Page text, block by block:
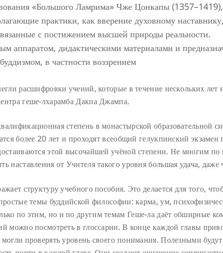
«Большого Ламрима» Чже Цонкапы (1357–1419),
практики, как вверение духовному
с постижением высшей природы реальности.
аппаратом, дидактическими материалами и
в частности воззрением
расшифровки учений, которые в течение нескольких лет
геше-лхарамба Дакпа Джампа.
степень в монастырской образовательной
более 20 лет и проходят всеобщий гелукпинский экзамен
этой высочайшей учёной степени. Не многим по
наставления от Учителя такого уровня большая удача, даже
структуру учебного пособия. Это делается для того,
темы буддийской философии: карма, ум,
по этим, но и по другим темам Геше-ла даёт обширные
можно посмотреть в глоссарии. В конце каждой главы
проверять уровень своего понимания. Полезными